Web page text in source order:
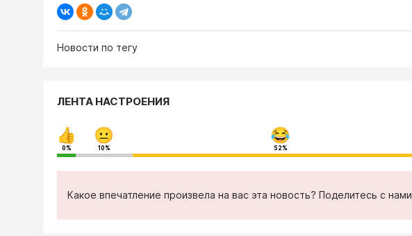
Новости по тегу
ЛЕНТА НАСТРОЕНИЯ
0% 10% 52%
Какое впечатление произвела на вас эта новость? Поделитесь с нами